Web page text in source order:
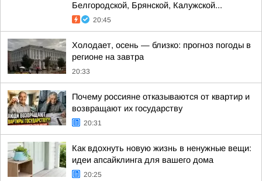
Белгородской, Брянской, Калужской...
20:45
Холодает, осень — близко: прогноз погоды в
регионе на завтра
20:33
Почему россияне отказываются от квартир и
возвращают их государству
20:31
Как вдохнуть новую жизнь в ненужные вещи:
идеи апсайклинга для вашего дома
20:25